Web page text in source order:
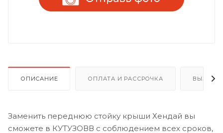
ОПИСАНИЕ ОПЛАТА И РАССРОЧКА ВЫЗОВ
Заменить переднюю стойку крыши Хендай вы
сможете в КУТУЗОВВ с соблюдением всех сроков,